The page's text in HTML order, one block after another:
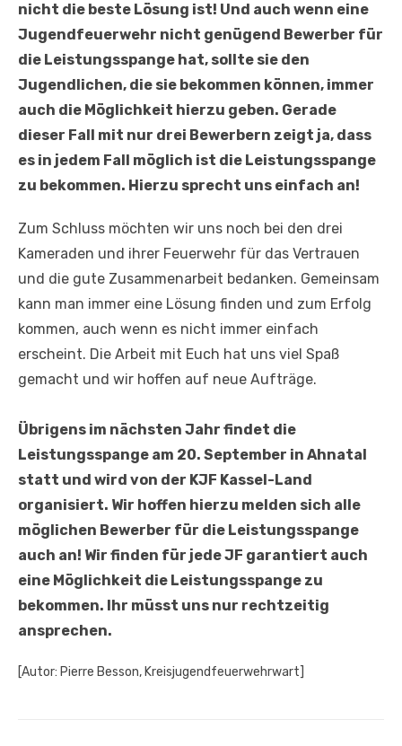
nicht die beste Lösung ist! Und auch wenn eine
Jugendfeuerwehr nicht genügend Bewerber für
die Leistungsspange hat, sollte sie den
Jugendlichen, die sie bekommen können, immer
auch die Möglichkeit hierzu geben. Gerade
dieser Fall mit nur drei Bewerbern zeigt ja, dass
es in jedem Fall möglich ist die Leistungsspange
zu bekommen. Hierzu sprecht uns einfach an!
Zum Schluss möchten wir uns noch bei den drei
Kameraden und ihrer Feuerwehr für das Vertrauen
und die gute Zusammenarbeit bedanken. Gemeinsam
kann man immer eine Lösung finden und zum Erfolg
kommen, auch wenn es nicht immer einfach
erscheint. Die Arbeit mit Euch hat uns viel Spaß
gemacht und wir hoffen auf neue Aufträge.
Übrigens im nächsten Jahr findet die
Leistungsspange am 20. September in Ahnatal
statt und wird von der KJF Kassel-Land
organisiert. Wir hoffen hierzu melden sich alle
möglichen Bewerber für die Leistungsspange
auch an! Wir finden für jede JF garantiert auch
eine Möglichkeit die Leistungsspange zu
bekommen. Ihr müsst uns nur rechtzeitig
ansprechen.
[Autor: Pierre Besson, Kreisjugendfeuerwehrwart]